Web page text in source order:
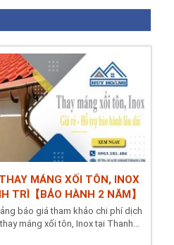
MÁNG XỐI TÔN, INOX
TRÌ【BẢO HÀNH 2 NĂM】
báo giá tham khảo chi phí dịch
máng xối tôn, Inox tại Thanh...